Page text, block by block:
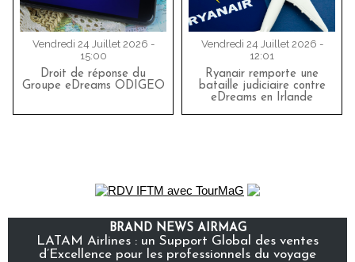
Vendredi 24 Juillet 2026 -
15:00
Droit de réponse du
Groupe eDreams ODIGEO
Vendredi 24 Juillet 2026 -
12:01
Ryanair remporte une
bataille judiciaire contre
eDreams en Irlande
BRAND NEWS AIRMAG
LATAM Airlines : un Support Global des ventes
d’Excellence pour les professionnels du voyage